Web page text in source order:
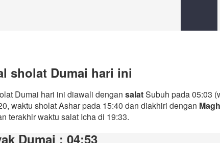
sholat Dumai hari ini
Dumai hari ini diawali dengan salatSubuh pada 05:03
waktu sholat Ashar pada 15:40 dan diakhiri dengan
terakhir waktu salat Icha di 19:33.
Dumai : 04:53